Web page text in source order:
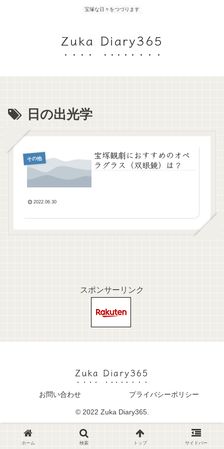
宝塚な日々をつづります
Zuka Diary365
日の出光学
その他
宝塚観劇におすすめのオペ
ラグラス（双眼鏡）は？
2022.06.30
スポンサーリンク
Zuka Diary365
お問い合わせ プライバシーポリシー
© 2022 Zuka Diary365.
ホーム 検索 トップ サイドバー